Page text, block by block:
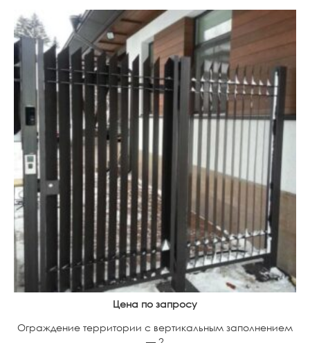
Цена по запросу
Ограждение территории с вертикальным заполнением